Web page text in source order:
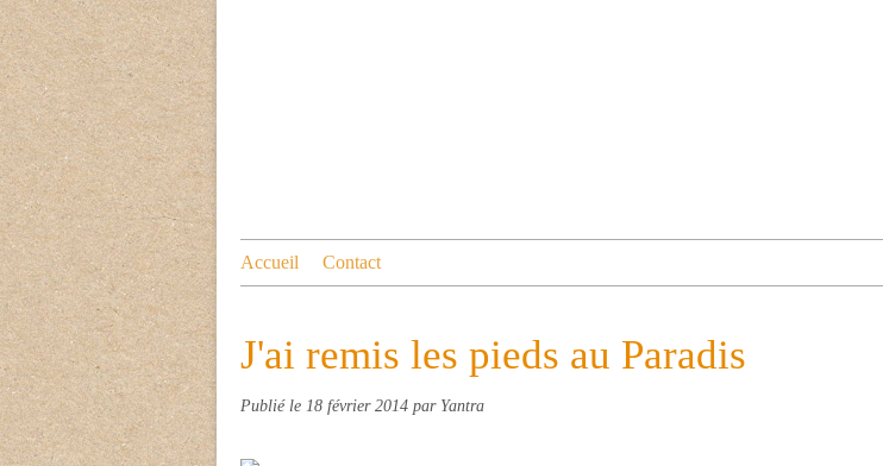
Accueil Contact
J'ai remis les pieds au Paradis
Publié le 18 février 2014 par Yantra